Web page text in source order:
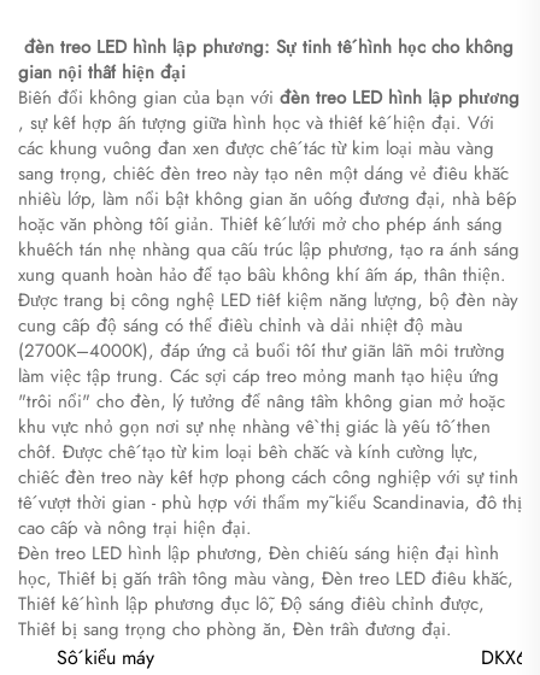
đèn treo LED hình lập phương: Sự tinh tế hình học cho không
gian nội thất hiện đại
Biến đổi không gian của bạn với đèn treo LED hình lập phương
, sự kết hợp ấn tượng giữa hình học và thiết kế hiện đại. Với
các khung vuông đan xen được chế tác từ kim loại màu vàng
sang trọng, chiếc đèn treo này tạo nên một dáng vẻ điêu khắc
nhiều lớp, làm nổi bật không gian ăn uống đương đại, nhà bếp
hoặc văn phòng tối giản. Thiết kế lưới mở cho phép ánh sáng
khuếch tán nhẹ nhàng qua cấu trúc lập phương, tạo ra ánh sáng
xung quanh hoàn hảo để tạo bầu không khí ấm áp, thân thiện.
Được trang bị công nghệ LED tiết kiệm năng lượng, bộ đèn này
cung cấp độ sáng có thể điều chỉnh và dải nhiệt độ màu
(2700K–4000K), đáp ứng cả buổi tối thư giãn lẫn môi trường
làm việc tập trung. Các sợi cáp treo mỏng manh tạo hiệu ứng
"trôi nổi" cho đèn, lý tưởng để nâng tầm không gian mở hoặc
khu vực nhỏ gọn nơi sự nhẹ nhàng về thị giác là yếu tố then
chốt. Được chế tạo từ kim loại bền chắc và kính cường lực,
chiếc đèn treo này kết hợp phong cách công nghiệp với sự tinh
tế vượt thời gian - phù hợp với thẩm mỹ kiểu Scandinavia, đô thị
cao cấp và nông trại hiện đại.
Đèn treo LED hình lập phương, Đèn chiếu sáng hiện đại hình
học, Thiết bị gắn trần tông màu vàng, Đèn treo LED điêu khắc,
Thiết kế hình lập phương đục lỗ, Độ sáng điều chỉnh được,
Thiết bị sang trọng cho phòng ăn, Đèn trần đương đại.
Số kiểu máy